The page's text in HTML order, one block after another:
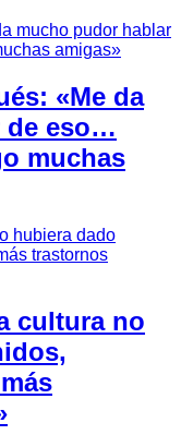
«Me da
de eso…
muchas
cultura no